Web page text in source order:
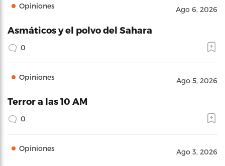
Opiniones Ago 6, 2026
Asmáticos y el polvo del Sahara
0
Opiniones Ago 5, 2026
Terror a las 10 AM
0
Opiniones Ago 3, 2026